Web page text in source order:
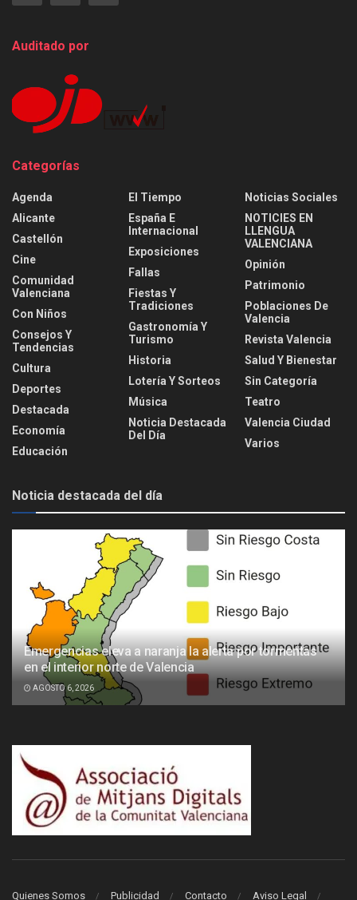
Auditado por
Categorías
Agenda
Alicante
Castellón
Cine
Comunidad
Valenciana
Con Niños
Consejos Y
Tendencias
Cultura
Deportes
Destacada
Economía
Educación
El Tiempo
España E
Internacional
Exposiciones
Fallas
Fiestas Y
Tradiciones
Gastronomía Y
Turismo
Historia
Lotería Y Sorteos
Música
Noticia Destacada
Del Día
Noticias Sociales
NOTICIES EN
LLENGUA
VALENCIANA
Opinión
Patrimonio
Poblaciones De
Valencia
Revista Valencia
Salud Y Bienestar
Sin Categoría
Teatro
Valencia Ciudad
Varios
Noticia destacada del día
Emergencias eleva a naranja la alerta por tormentas
en el interior norte de Valencia
AGOSTO 6, 2026
Quienes Somos Publicidad Contacto Aviso Legal